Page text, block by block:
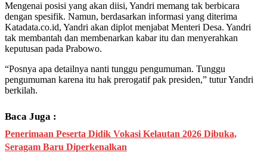
Mengenai posisi yang akan diisi, Yandri memang tak berbicara
dengan spesifik. Namun, berdasarkan informasi yang diterima
Katadata.co.id, Yandri akan diplot menjabat Menteri Desa. Yandri
tak membantah dan membenarkan kabar itu dan menyerahkan
keputusan pada Prabowo.
“Posnya apa detailnya nanti tunggu pengumuman. Tunggu
pengumuman karena itu hak prerogatif pak presiden,” tutur Yandri
berkilah.
Baca Juga :
Penerimaan Peserta Didik Vokasi Kelautan 2026 Dibuka,
Seragam Baru Diperkenalkan